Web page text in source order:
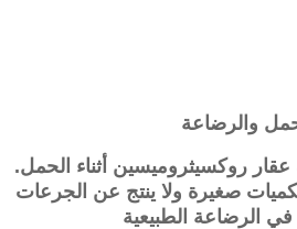
والرضاعة
عقار روكسيثروميسين أثناء الحمل.
صغيرة ولا ينتج عن الجرعات
في الرضاعة الطبيعية